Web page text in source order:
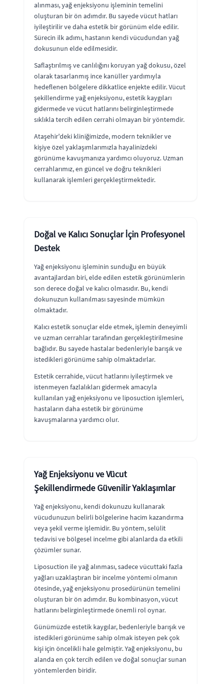
alınması, yağ enjeksiyonu işleminin temelini
oluşturan bir ön adımdır. Bu sayede vücut hatları
iyileştirilir ve daha estetik bir görünüm elde edilir.
Sürecin ilk adımı, hastanın kendi vücudundan yağ
dokusunun elde edilmesidir.
Saflaştırılmış ve canlılığını koruyan yağ dokusu, özel
olarak tasarlanmış ince kanüller yardımıyla
hedeflenen bölgelere dikkatlice enjekte edilir. Vücut
şekillendirme yağ enjeksiyonu, estetik kaygıları
gidermede ve vücut hatlarını belirginleştirmede
sıklıkla tercih edilen cerrahi olmayan bir yöntemdir.
Ataşehir'deki kliniğimizde, modern teknikler ve
kişiye özel yaklaşımlarımızla hayalinizdeki
görünüme kavuşmanıza yardımcı oluyoruz. Uzman
cerrahlarımız, en güncel ve doğru teknikleri
kullanarak işlemleri gerçekleştirmektedir.
Doğal ve Kalıcı Sonuçlar İçin Profesyonel
Destek
Yağ enjeksiyonu işleminin sunduğu en büyük
avantajlardan biri, elde edilen estetik görünümlerin
son derece doğal ve kalıcı olmasıdır. Bu, kendi
dokunuzun kullanılması sayesinde mümkün
olmaktadır.
Kalıcı estetik sonuçlar elde etmek, işlemin deneyimli
ve uzman cerrahlar tarafından gerçekleştirilmesine
bağlıdır. Bu sayede hastalar bedenleriyle barışık ve
istedikleri görünüme sahip olmaktadırlar.
Estetik cerrahide, vücut hatlarını iyileştirmek ve
istenmeyen fazlalıkları gidermek amacıyla
kullanılan yağ enjeksiyonu ve liposuction işlemleri,
hastaların daha estetik bir görünüme
kavuşmalarına yardımcı olur.
Yağ Enjeksiyonu ve Vücut
Şekillendirmede Güvenilir Yaklaşımlar
Yağ enjeksiyonu, kendi dokunuzu kullanarak
vücudunuzun belirli bölgelerine hacim kazandırma
veya şekil verme işlemidir. Bu yöntem, selülit
tedavisi ve bölgesel incelme gibi alanlarda da etkili
çözümler sunar.
Liposuction ile yağ alınması, sadece vücuttaki fazla
yağları uzaklaştıran bir incelme yöntemi olmanın
ötesinde, yağ enjeksiyonu prosedürünün temelini
oluşturan bir ön adımdır. Bu kombinasyon, vücut
hatlarını belirginleştirmede önemli rol oynar.
Günümüzde estetik kaygılar, bedenleriyle barışık ve
istedikleri görünüme sahip olmak isteyen pek çok
kişi için öncelikli hale gelmiştir. Yağ enjeksiyonu, bu
alanda en çok tercih edilen ve doğal sonuçlar sunan
yöntemlerden biridir.